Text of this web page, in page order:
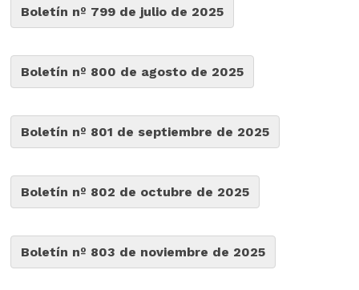
Boletín nº 799 de julio de 2025
Boletín nº 800 de agosto de 2025
Boletín nº 801 de septiembre de 2025
Boletín nº 802 de octubre de 2025
Boletín nº 803 de noviembre de 2025